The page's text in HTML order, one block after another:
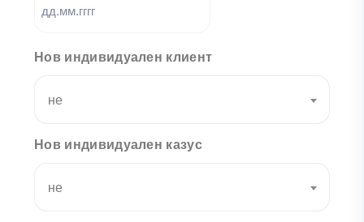
Нов индивидуален клиент
не
Нов индивидуален казус
не